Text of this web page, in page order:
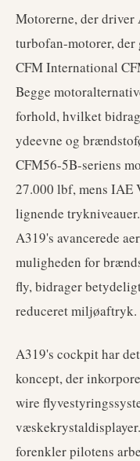
Motorerne, der driver
turbofan-motorer,
CFM International
Begge
forhold, hvilket
ydeevne og
CFM56-5B-seriens
27.000 lbf, mens
lignende
A319's avancerede
muligheden for
fly, bidrager
reduceret miljøaftryk.
A319's cockpit har
koncept, der
wire
forenkler pilotens